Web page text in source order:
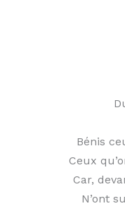
Bénis
Ceux
Car,
N’ont